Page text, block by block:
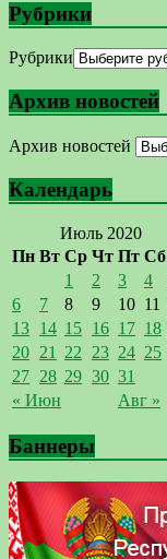
Рубрики
Рубрики
Архив новостей
Архив новостей
Календарь
Июль 2020
Пн Вт Ср Чт Пт Сб
« Июн Авг »
1 2 3 4
6
7 8 9 10 11
13 14 15 16 17 18
20 21 22 23 24 25
27 28 29 30 31
Баннеры